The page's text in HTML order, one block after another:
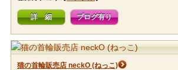
詳 細 ブログ有り
猫の首輪販売店 neckO (ねっこ)